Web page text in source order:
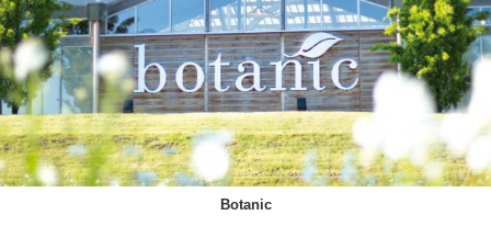
Botanic